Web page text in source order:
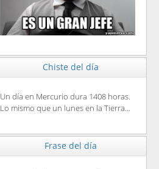
Chiste del día
Un día en Mercurio dura 1408 horas.
Lo mismo que un lunes en la Tierra...
Frase del día